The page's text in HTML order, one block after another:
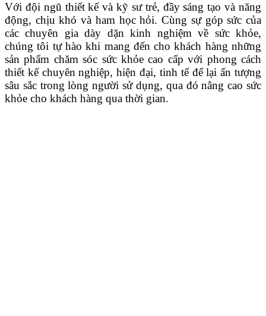
Với đội ngũ thiết kế và kỹ sư trẻ, đầy sáng tạo và năng
động, chịu khó và ham học hỏi. Cùng sự góp sức của
các chuyên gia dày dặn kinh nghiệm về sức khỏe,
chúng tôi tự hào khi mang đến cho khách hàng những
sản phẩm chăm sóc sức khỏe cao cấp với phong cách
thiết kế chuyên nghiệp, hiện đại, tinh tế để lại ấn tượng
sâu sắc trong lòng người sử dụng, qua đó nâng cao sức
khỏe cho khách hàng qua thời gian.